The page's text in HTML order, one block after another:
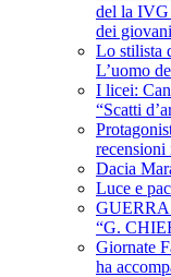
del la IVG
dei giovani
Lo stilista
L’uomo
I licei:
“Scatti
recensioni
Dacia
Luce e
“G.
Giornate
ha